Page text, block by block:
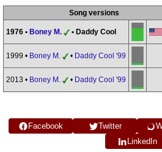
Song versions
1976 • Boney M. • Daddy Cool
1999 • Boney M. • Daddy Cool '99
2013 • Boney M. • Daddy Cool '99
Facebook Twitter
LinkedIn